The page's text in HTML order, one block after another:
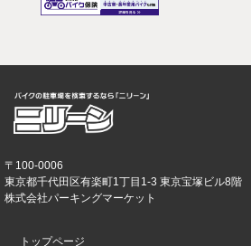
〒100-0006
東京都千代田区有楽町1丁目1-3 東京宝塚ビル8階
株式会社パーキングマーケット
トップページ